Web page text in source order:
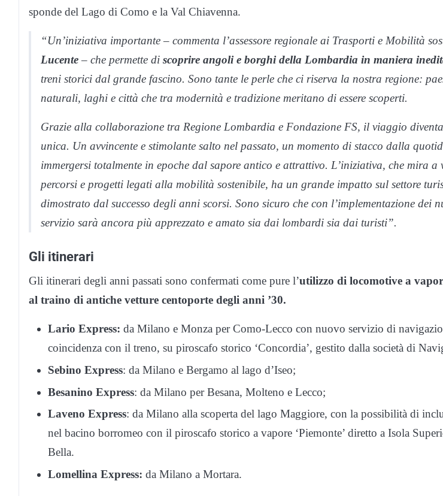
sponde del Lago di Como e la Val Chiavenna.
“Un’iniziativa importante – commenta l’assessore regionale ai Trasporti e Mobilità
Lucente– che permette di scoprire angoli e borghi della Lombardia in maniera
treni storici dal grande fascino. Sono tante le perle che ci riserva la nostra regione:
naturali, laghi e città che tra modernità e tradizione meritano di essere scoperti.
Grazie alla collaborazione tra Regione Lombardia e Fondazione FS, il viaggio diventa
unica. Un avvincente e stimolante salto nel passato, un momento di stacco dalla
immergersi totalmente in epoche dal sapore antico e attrattivo. L’iniziativa, che mira a
percorsi e progetti legati alla mobilità sostenibile, ha un grande impatto sul settore
dimostrato dal successo degli anni scorsi. Sono sicuro che con l’implementazione dei
servizio sarà ancora più apprezzato e amato sia dai lombardi sia dai turisti”.
Gli itinerari
Gli itinerari degli anni passati sono confermati come pure l’utilizzo di locomotive a
al traino di antiche vetture centoporte degli anni ’30.
Lario Express: da Milano e Monza per Como-Lecco con nuovo servizio di
coincidenza con il treno, su piroscafo storico ‘Concordia’, gestito dalla società di
Sebino Express: da Milano e Bergamo al lago d’Iseo;
Besanino Express: da Milano per Besana, Molteno e Lecco;
Laveno Express: da Milano alla scoperta del lago Maggiore, con la possibilità di
nel bacino borromeo con il piroscafo storico a vapore ‘Piemonte’ diretto a Isola
Bella.
Lomellina Express: da Milano a Mortara.